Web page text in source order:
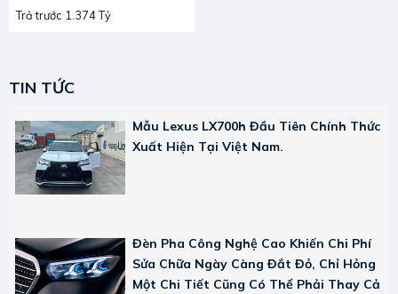
Trả trước 1.374 Tỷ
TIN TỨC
Mẫu Lexus LX700h Đầu Tiên Chính Thức
Xuất Hiện Tại Việt Nam.
Đèn Pha Công Nghệ Cao Khiến Chi Phí
Sửa Chữa Ngày Càng Đắt Đỏ, Chỉ Hỏng
Một Chi Tiết Cũng Có Thể Phải Thay Cả